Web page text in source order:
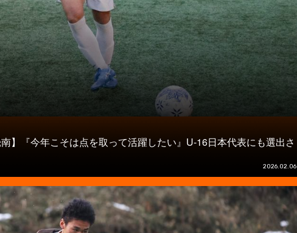
南】『今年こそは点を取って活躍したい』U-16日本代表にも選出さ
2026.02.06